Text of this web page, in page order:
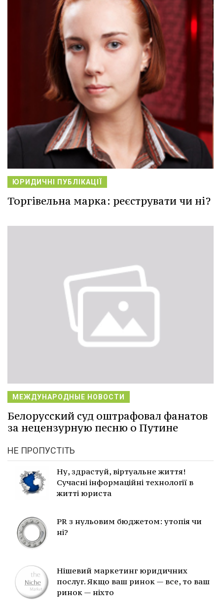
ЮРИДИЧНІ ПУБЛІКАЦІЇ
Торгівельна марка: реєструвати чи ні?
МЕЖДУНАРОДНЫЕ НОВОСТИ
Белорусский суд оштрафовал фанатов
за нецензурную песню о Путине
НЕ ПРОПУСТІТЬ
Ну, здрастуй, віртуальне життя!
Сучасні інформаційні технології в
житті юриста
PR з нульовим бюджетом: утопія чи
ні?
Нішевий маркетинг юридичних
послуг. Якщо ваш ринок — все, то ваш
ринок — ніхто